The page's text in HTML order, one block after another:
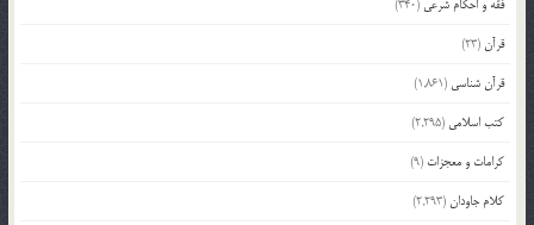
فقه و احکام شرعی (340)
قرآن(23)
قرآن شناسی (1,861)
کتب اسلامی (2,295)
کرامات و معجزات (9)
کلام جاودان(2,293)